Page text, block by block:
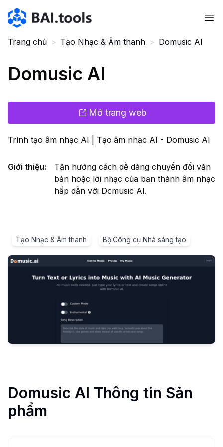
Bai.tools
Trang chủ > Tạo Nhạc & Âm thanh > Domusic AI
Domusic AI
Mở trang web
Trình tạo âm nhạc AI | Tạo âm nhạc AI - Domusic AI
Giới thiệu:
Tận hưởng cách dễ dàng chuyển đổi văn
bản hoặc lời nhạc của bạn thành âm nhạc
hấp dẫn với Domusic AI.
Tạo Nhạc & Âm thanh Bộ Công cụ Nhà sáng tạo
Domusic AI Thông tin Sản
phẩm